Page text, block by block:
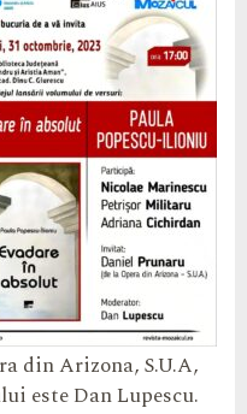
din Arizona, S.U.A,
este Dan Lupescu.